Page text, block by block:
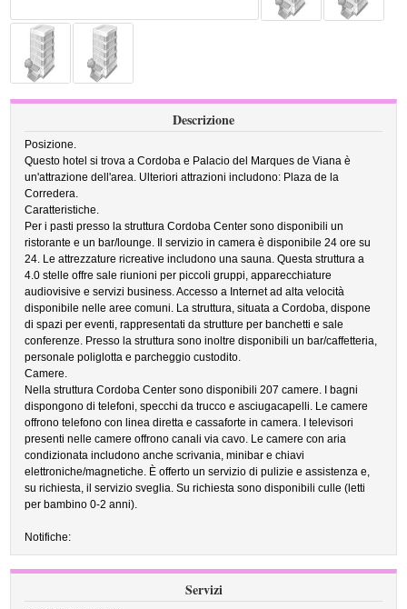
Descrizione
Posizione.
Questo hotel si trova a Cordoba e Palacio del Marques de Viana è
un'attrazione dell'area. Ulteriori attrazioni includono: Plaza de la
Corredera.
Caratteristiche.
Per i pasti presso la struttura Cordoba Center sono disponibili un
ristorante e un bar/lounge. Il servizio in camera è disponibile 24 ore su
24. Le attrezzature ricreative includono una sauna. Questa struttura a
4.0 stelle offre sale riunioni per piccoli gruppi, apparecchiature
audiovisive e servizi business. Accesso a Internet ad alta velocità
disponibile nelle aree comuni. La struttura, situata a Cordoba, dispone
di spazi per eventi, rappresentati da strutture per banchetti e sale
conferenze. Presso la struttura sono inoltre disponibili un bar/caffetteria,
personale poliglotta e parcheggio custodito.
Camere.
Nella struttura Cordoba Center sono disponibili 207 camere. I bagni
dispongono di telefoni, specchi da trucco e asciugacapelli. Le camere
offrono telefono con linea diretta e cassaforte in camera. I televisori
presenti nelle camere offrono canali via cavo. Le camere con aria
condizionata includono anche scrivania, minibar e chiavi
elettroniche/magnetiche. È offerto un servizio di pulizie e assistenza e,
su richiesta, il servizio sveglia. Su richiesta sono disponibili culle (letti
per bambino 0-2 anni).
Notifiche:
Servizi